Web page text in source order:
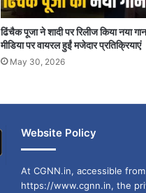
ढिंचैक पूजा ने शादी पर रिलीज किया नया
मीडिया पर वायरल हुईं मजेदार प्रतिक्रियाएं
May 30, 2026
Website Policy
At CGNN.in, accessible from
https://www.cgnn.in, the